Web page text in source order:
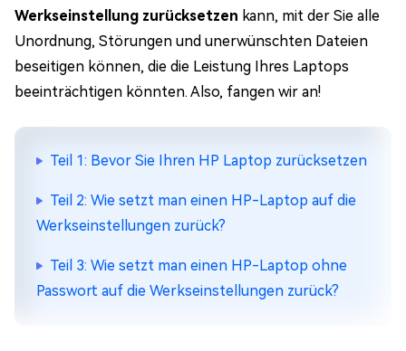
Werkseinstellung zurücksetzen kann, mit der Sie alle
Unordnung, Störungen und unerwünschten Dateien
beseitigen können, die die Leistung Ihres Laptops
beeinträchtigen könnten. Also, fangen wir an!
Teil 1: Bevor Sie Ihren HP Laptop zurücksetzen
Teil 2: Wie setzt man einen HP-Laptop auf die
Werkseinstellungen zurück?
Teil 3: Wie setzt man einen HP-Laptop ohne
Passwort auf die Werkseinstellungen zurück?